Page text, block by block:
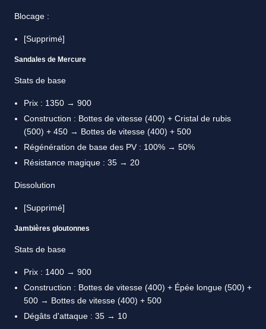
Blocage :
[Supprimé]
Sandales de Mercure
Stats de base
Prix : 1350 → 900
Construction : Bottes de vitesse (400) + Cristal de rubis
(500) + 450 → Bottes de vitesse (400) + 500
Régénération de base des PV : 100% → 50%
Résistance magique : 35 → 20
Dissolution
[Supprimé]
Jambières gloutonnes
Stats de base
Prix : 1400 → 900
Construction : Bottes de vitesse (400) + Épée longue (500) +
500 → Bottes de vitesse (400) + 500
Dégâts d'attaque : 35 → 10